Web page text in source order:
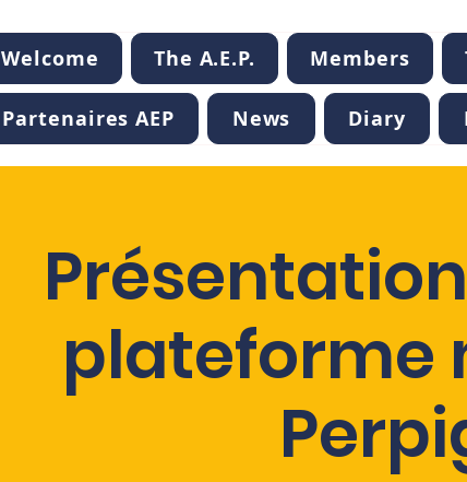
Welcome The A.E.P. Members
Partenaires AEP News Diary
plateforme